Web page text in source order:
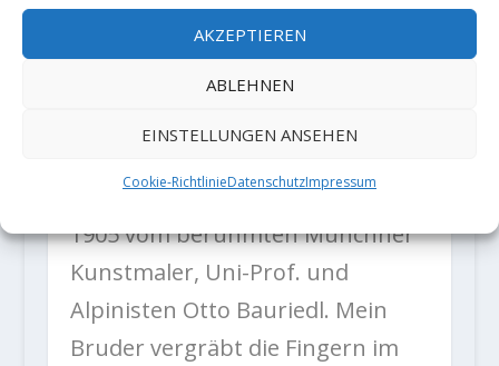
AKZEPTIEREN
ABLEHNEN
EINSTELLUNGEN ANSEHEN
Cookie-RichtlinieDatenschutzImpressum
liegend-engen Kamin, viel
Grasbändern und Bäumen sowie
einem Riesen-Klemmblock stehen
König-Variante 4+“, erstbegangen
1905 vom berühmten Münchner
Kunstmaler, Uni-Prof. und
Alpinisten Otto Bauriedl. Mein
Bruder vergräbt die Fingern im